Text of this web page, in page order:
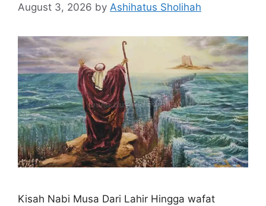
August 3, 2026 by Ashihatus Sholihah
Kisah Nabi Musa Dari Lahir Hingga wafat